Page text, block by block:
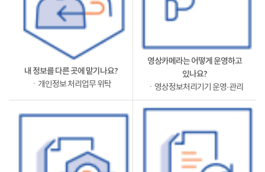
내 정보를 다른 곳에 맡기나요?
ㆍ개인정보 처리업무 위탁
영상카메라는 어떻게 운영하고
있나요?
ㆍ영상정보처리기기 운영·관리